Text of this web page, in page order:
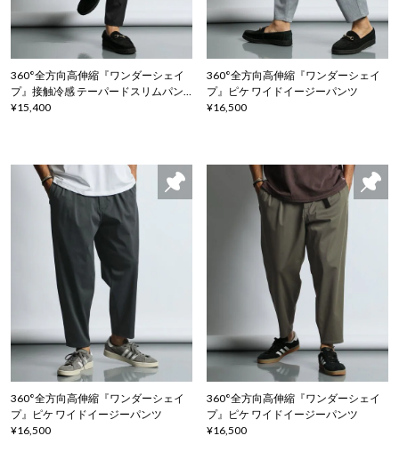
360°全方向高伸縮『ワンダーシェイ
プ』接触冷感 テーパードスリムパン
ツ
¥15,400
360°全方向高伸縮『ワンダーシェイ
プ』ピケ ワイドイージーパンツ
¥16,500
360°全方向高伸縮『ワンダーシェイ
プ』ピケ ワイドイージーパンツ
¥16,500
360°全方向高伸縮『ワンダーシェイ
プ』ピケ ワイドイージーパンツ
¥16,500